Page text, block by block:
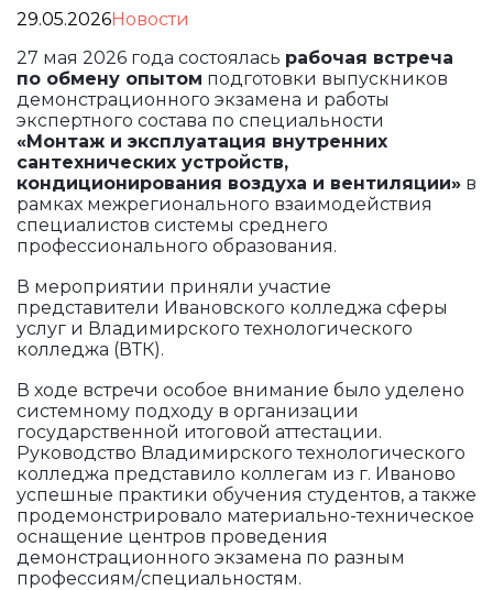
29.05.2026Новости
27 мая 2026 года состоялась рабочая встреча
по обмену опытом подготовки выпускников
демонстрационного экзамена и работы
экспертного состава по специальности
«Монтаж и эксплуатация внутренних
сантехнических устройств,
кондиционирования воздуха и вентиляции» в
рамках межрегионального взаимодействия
специалистов системы среднего
профессионального образования.
В мероприятии приняли участие
представители Ивановского колледжа сферы
услуг и Владимирского технологического
колледжа (ВТК).
В ходе встречи особое внимание было уделено
системному подходу в организации
государственной итоговой аттестации.
Руководство Владимирского технологического
колледжа представило коллегам из г. Иваново
успешные практики обучения студентов, а также
продемонстрировало материально-техническое
оснащение центров проведения
демонстрационного экзамена по разным
профессиям/специальностям.